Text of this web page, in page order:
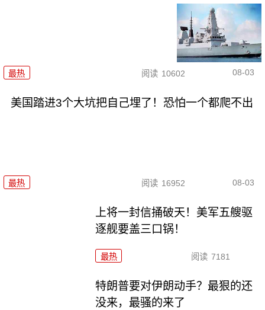
最热 阅读 10602 08-03
美国踏进3个大坑把自己埋了！恐怕一个都爬不出
最热 阅读 16952 08-03
上将一封信捅破天！美军五艘驱
逐舰要盖三口锅！
最热 阅读 7181
特朗普要对伊朗动手？最狠的还
没来，最骚的来了